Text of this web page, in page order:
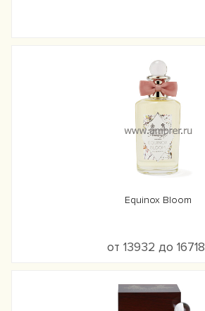
Equinox Bloom
от 13932 до 16718